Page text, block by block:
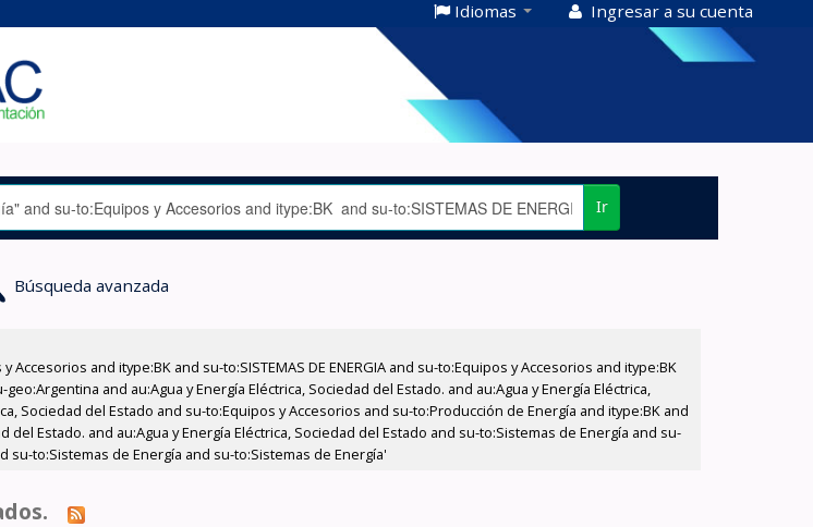
Idiomas Ingresar a su cuenta
Ir
Búsqueda avanzada
and itype:BK and su-to:SISTEMAS DE ENERGIA and su-to:Equipos y Accesorios and itype:BK
and au:Agua y Energía Eléctrica, Sociedad del Estado. and au:Agua y Energía Eléctrica,
Sociedad del Estado and su-to:Equipos y Accesorios and su-to:Producción de Energía and itype:BK and
Estado. and au:Agua y Energía Eléctrica, Sociedad del Estado and su-to:Sistemas de Energía and su-
su-to:Sistemas de Energía and su-to:Sistemas de Energía'